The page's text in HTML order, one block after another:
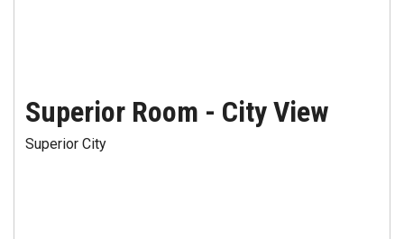
Superior Room - City View
Superior City